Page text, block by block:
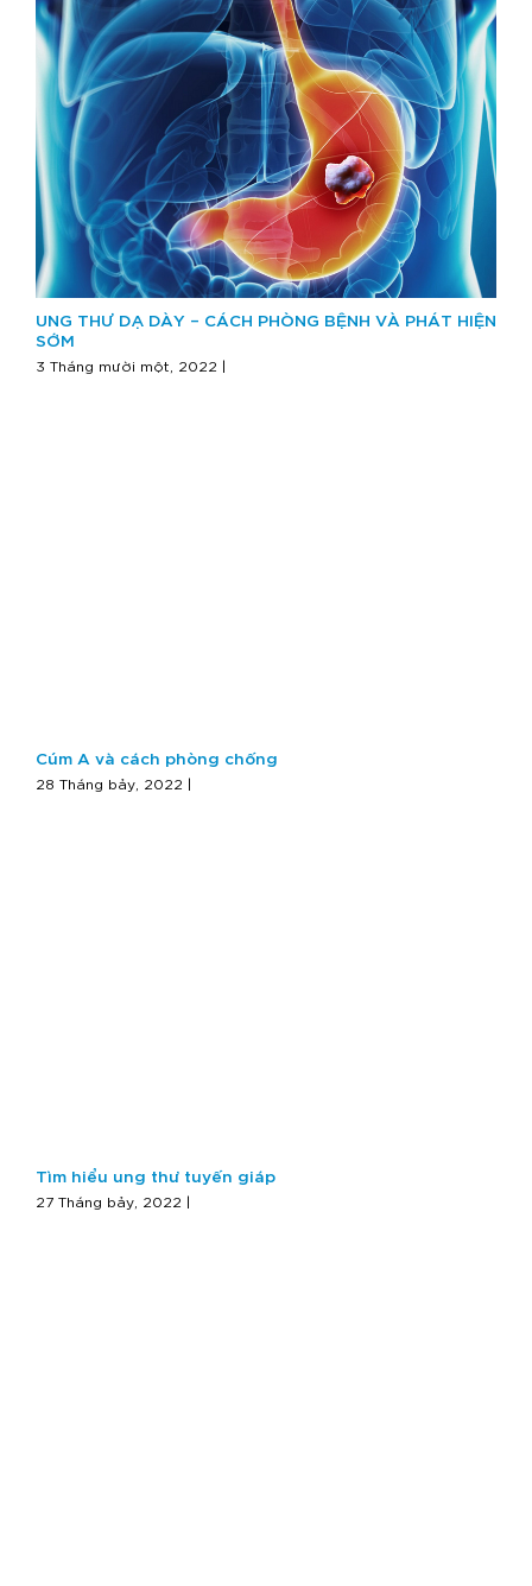
UNG THƯ DẠ DÀY – CÁCH PHÒNG BỆNH VÀ PHÁT HIỆN
SỚM
3 Tháng mười một, 2022 |
Cúm A và cách phòng chống
28 Tháng bảy, 2022 |
Tìm hiểu ung thư tuyến giáp
27 Tháng bảy, 2022 |